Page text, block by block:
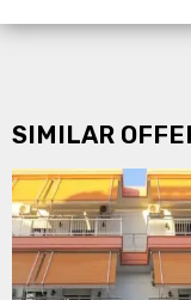
SIMILAR